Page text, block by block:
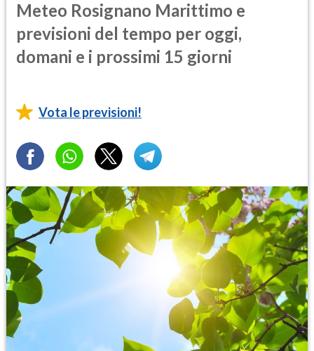
Meteo Rosignano Marittimo e
previsioni del tempo per oggi,
domani e i prossimi 15 giorni
Vota le previsioni!